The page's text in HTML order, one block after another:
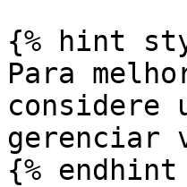
{% hint
Para
considere
gerenciar
{% endhint